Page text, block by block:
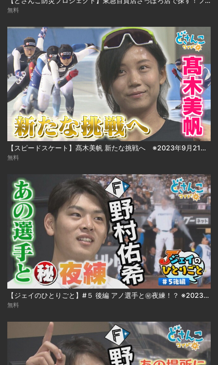
無料
【スピードスケート】髙木美帆 新たな挑戦へ ※2023年9月21日 放送
無料
【ジェイのひとりごと】#５ 後編 アノ選手と㊙夜練！？ ※2023年9月8日 放送
無料